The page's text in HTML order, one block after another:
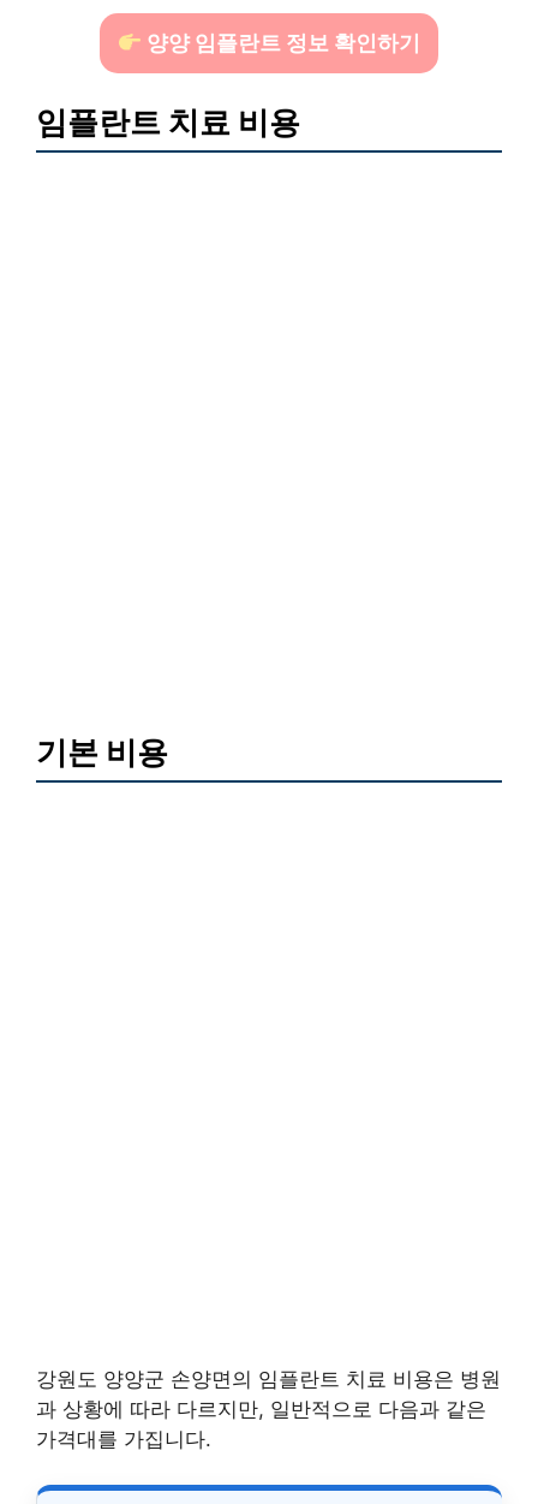
양양 임플란트 정보 확인하기
임플란트 치료 비용
기본 비용
강원도 양양군 손양면의 임플란트 치료 비용은 병원
과 상황에 따라 다르지만, 일반적으로 다음과 같은
가격대를 가집니다.